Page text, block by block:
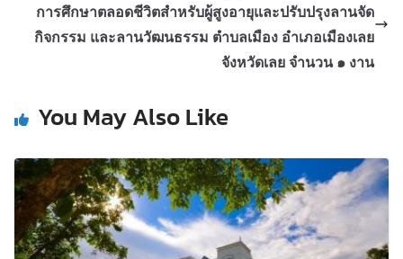
การศึกษาตลอดชีวิตสำหรับผู้สูงอายุและปรับปรุงลานจัด
กิจกรรม และลานวัฒนธรรม ตำบลเมือง อำเภอเมืองเลย
จังหวัดเลย จำนวน ๑ งาน
You May Also Like